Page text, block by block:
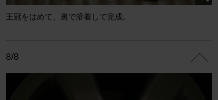
王冠をはめて、裏で溶着して完成。
8/8